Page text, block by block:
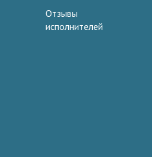
Отзывы
исполнителей